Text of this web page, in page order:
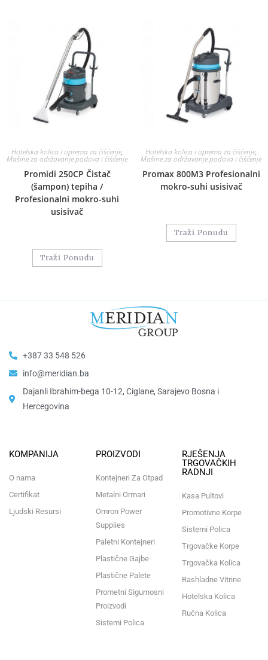
Hotelska kolica i oprema za čišćenje,
Mašine za održavanje podova i čišćenje
Promidi 250CP Čistač
(šampon) tepiha /
Profesionalni mokro-suhi
usisivač
Traži Ponudu
Hotelska kolica i oprema za čišćenje,
Mašine za održavanje podova i čišćenje
Promax 800M3 Profesionalni
mokro-suhi usisivač
Traži Ponudu
+387 33 548 526
info@meridian.ba
Dajanli Ibrahim-bega 10-12, Ciglane, Sarajevo Bosna i
Hercegovina​
KOMPANIJA
O nama
Certifikat
Ljudski Resursi
PROIZVODI
Kontejneri Za Otpad
Metalni Ormari
Omron Power
Supplies
Paletni Kontejneri
Plastične Gajbe
Plastične Palete
Prometni Sigurnosni
Proizvodi
Sistemi Polica
RJEŠENJA
TRGOVAČKIH
RADNJI
Kasa Pultovi
Promotivne Korpe
Sistemi Polica
Trgovačke Korpe
Trgovačka Kolica
Rashladne Vitrine
Hotelska Kolica
Ručna Kolica